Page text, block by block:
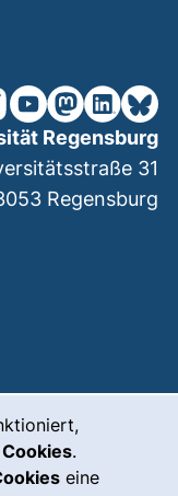
.
eine
Seite
Instagram-
unsere YouTube-
unsereunsere
Regensburg
31
Regensburg